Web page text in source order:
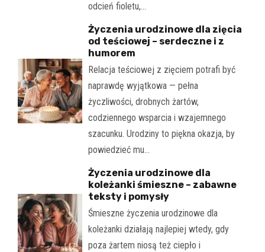
odcień fioletu,…
Życzenia urodzinowe dla zięcia
od teściowej – serdeczne i z
humorem
Relacja teściowej z zięciem potrafi być
naprawdę wyjątkowa — pełna
życzliwości, drobnych żartów,
codziennego wsparcia i wzajemnego
szacunku. Urodziny to piękna okazja, by
powiedzieć mu…
Życzenia urodzinowe dla
koleżanki śmieszne – zabawne
teksty i pomysły
Śmieszne życzenia urodzinowe dla
koleżanki działają najlepiej wtedy, gdy
poza żartem niosą też ciepło i